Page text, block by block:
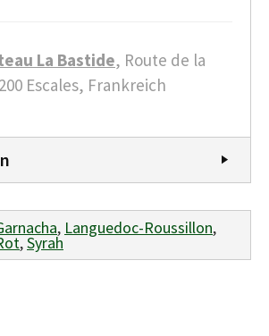
La Bastide, Route de la
Escales, Frankreich
, Languedoc-Roussillon,
,Syrah